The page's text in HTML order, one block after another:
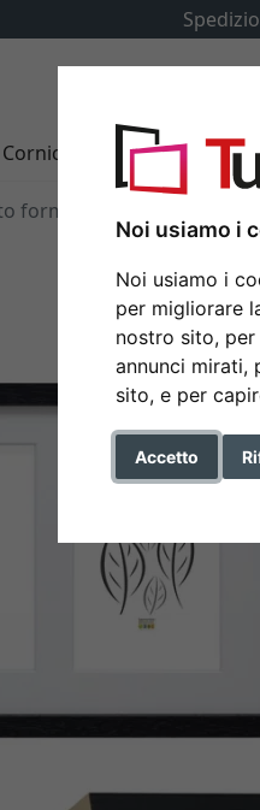
Noi usiamo i
Noi usiamo i
per migliorare
nostro sito,
annunci mirati,
sito, e per
Accetto
Cornici su misura
formato 10x15 cm